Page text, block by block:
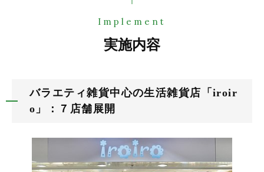
Implement
実施内容
バラエティ雑貨中心の生活雑貨店「iroir
o」：７店舗展開